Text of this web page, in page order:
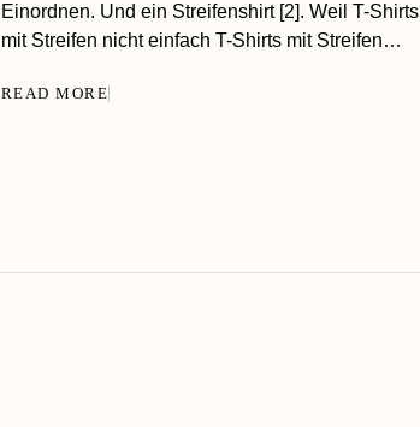
Einordnen. Und ein Streifenshirt [2]. Weil T-Shirts
mit Streifen nicht einfach T-Shirts mit Streifen…
READ MORE